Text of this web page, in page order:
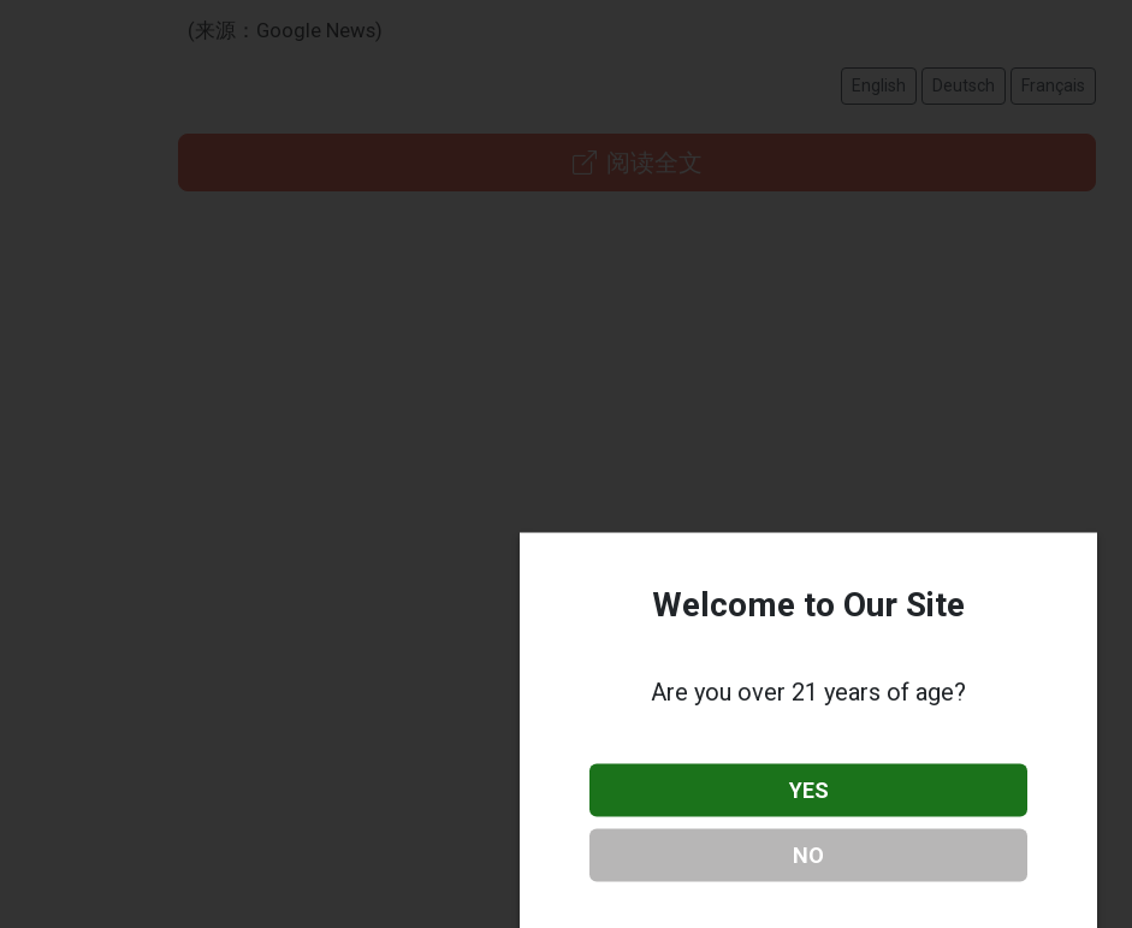
(来源：Google News)
English Deutsch Français
阅读全文
Welcome to Our Site
Are you over 21 years of age?
YES
NO